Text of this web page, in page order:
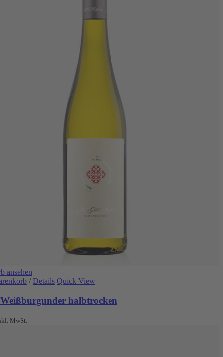
ansehen
/ Details Quick View
halbtrocken
MwSt.